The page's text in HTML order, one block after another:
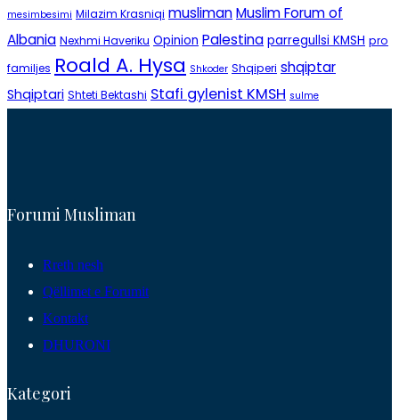
mesimbesimi Milazim Krasniqi muslimanMuslim Forum of
Albania Nexhmi Haveriku Opinion Palestina parregullsi KMSH pro
familjes Roald A. Hysa Shkoder Shqiperi shqiptar
Shqiptari Shteti Bektashi Stafi gylenist KMSH sulme
Forumi Musliman
Rreth nesh
Qëllimet e Forumit
Kontakt
DHURONI
Kategori